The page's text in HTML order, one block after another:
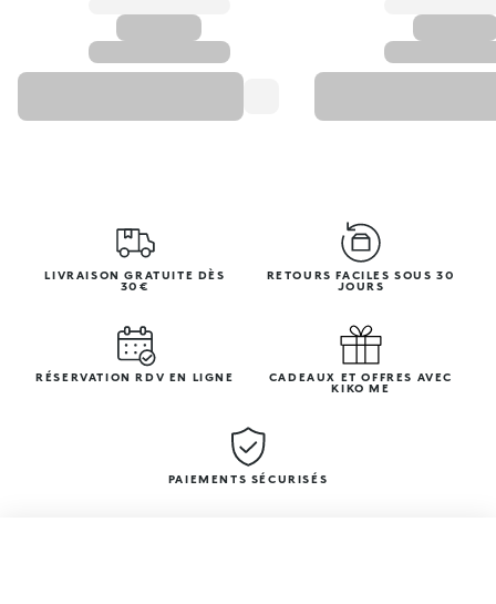
LIVRAISON GRATUITE DÈS
30€
RETOURS FACILES SOUS 30
JOURS
RÉSERVATION RDV EN LIGNE
CADEAUX ET OFFRES AVEC
KIKO ME
PAIEMENTS SÉCURISÉS